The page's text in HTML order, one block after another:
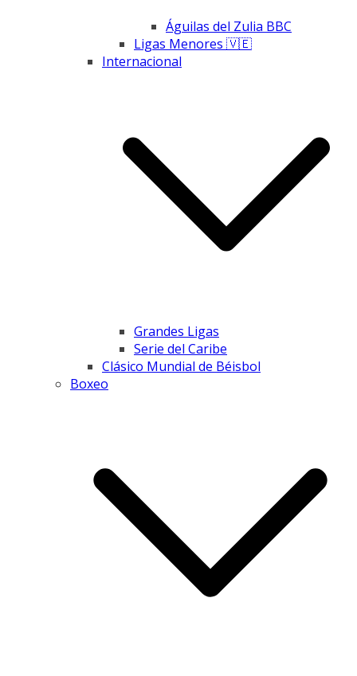
Águilas del Zulia BBC
Ligas Menores 🇻🇪
Internacional
Grandes Ligas
Serie del Caribe
Clásico Mundial de Béisbol
Boxeo